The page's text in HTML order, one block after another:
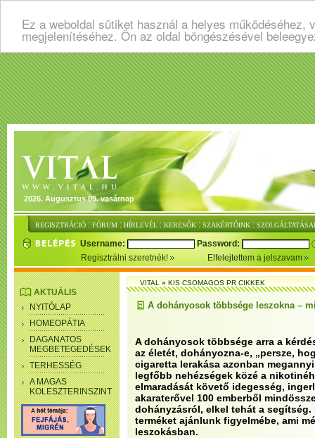
Ez a weboldal sütiket használ a helyes
megjelenítéséhez. Ön az oldal böngészésével
2026. Augusztus 09. vasárnap
REGISZTRÁCIÓ : FÓRUM : HÍRLEVÉL : KERESŐK : SZAKÉRTŐINK :
Username:
Password:
Regisztrálni szeretnék!
Elfelejtettem a jelszavam
AKTUÁLIS
NYITÓLAP
HOMEOPÁTIA
DAGANATOS
MEGBETEGEDÉSEK
TERHESSÉG
A MAGAS
KOLESZTERINSZINT
VITAL»KIS CSOMAGOS PR CIKKEK
A dohányosok többsége leszokna –
A dohányosok többsége arra a
az életét, dohányozna-e, „persze,
cigaretta lerakása azonban
legfőbb nehézségek közé a
elmaradását követő idegesség,
akaraterővel 100 emberből
dohányzásról, elkel tehát a
terméket ajánlunk figyelmébe, ami
leszokásban.